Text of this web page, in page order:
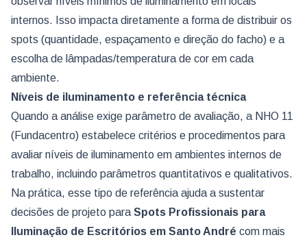
internos. Isso impacta diretamente a forma de distribuir os
spots (quantidade, espaçamento e direção do facho) e a
escolha de lâmpadas/temperatura de cor em cada
ambiente.
Níveis de iluminamento e referência técnica
Quando a análise exige parâmetro de avaliação, a NHO 11
(Fundacentro) estabelece critérios e procedimentos para
avaliar níveis de iluminamento em ambientes internos de
trabalho, incluindo parâmetros quantitativos e qualitativos.
Na prática, esse tipo de referência ajuda a sustentar
decisões de projeto para Spots Profissionais para
Iluminação de Escritórios em Santo André com mais